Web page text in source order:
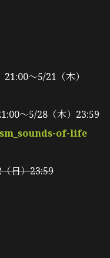
〜5/21（木）
〜5/28（木）23:59
of-life
日）23:59